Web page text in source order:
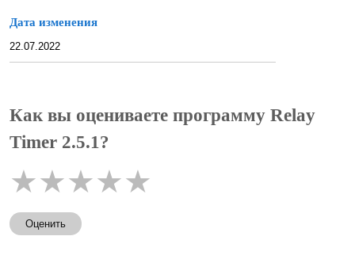
Дата изменения
22.07.2022
Как вы оцениваете программу Relay
Timer 2.5.1?
★★★★★
Оценить